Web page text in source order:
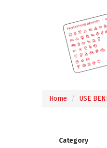
Home USE
Category